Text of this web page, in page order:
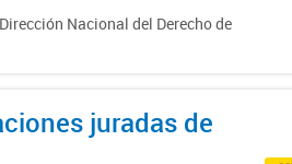
Nacional del Derecho de
juradas de